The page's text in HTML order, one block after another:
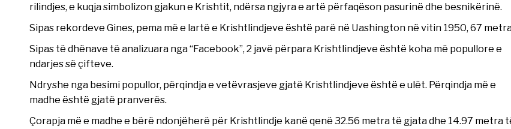
rilindjes, e kuqja simbolizon gjakun e Krishtit, ndërsa ngjyra e artë përfaqëson pasurinë dhe besnikërinë.
Sipas rekordeve Gines, pema më e lartë e Krishtlindjeve është parë në Uashington në vitin 1950, 67
Sipas të dhënave të analizuara nga “Facebook”, 2 javë përpara Krishtlindjeve është koha më popullore e
ndarjes së çifteve.
Ndryshe nga besimi popullor, përqindja e vetëvrasjeve gjatë Krishtlindjeve është e ulët. Përqindja më e
madhe është gjatë pranverës.
Çorapja më e madhe e bërë ndonjëherë për Krishtlindje kanë qenë 32.56 metra të gjata dhe 14.97 metra